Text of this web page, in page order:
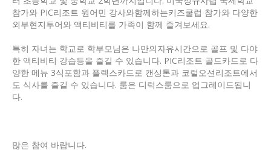
참가와 PIC리조트 원어민 강사와함께하는키즈쿨럽 참가와 다양한
외부현지투어와 액티비티를 가족이 함께 즐겨보세요.
특히 자녀는 학교로 학부모님은 나만의자유시간으로 골프 및 다야
한 액티비티 강습등을 즐길 수 있습니다. PIC리조트 골드카드로 다
양한 메뉴 3식포함과 플렉스카드로 캔싱톤과 코럴오션리조트에서
도 식사를 즐길 수 있습니다. 룸은 디럭스룸으로 업그레이드됩니
다.
많은 참여 바랍니다.